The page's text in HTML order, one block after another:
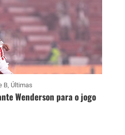
B, Últimas
Wenderson para o jogo